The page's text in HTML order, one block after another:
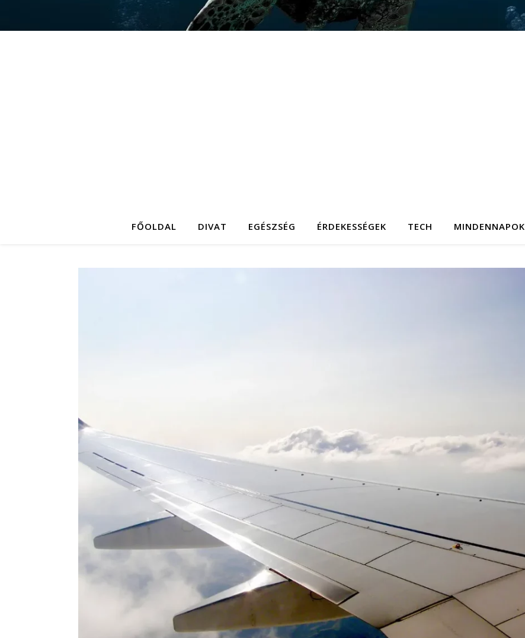
FŐOLDAL DIVAT EGÉSZSÉG ÉRDEKESSÉGEK TECH MINDENNAPOK